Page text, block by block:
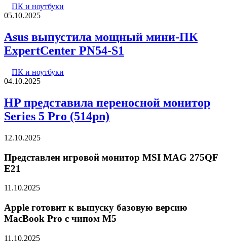
ПК и ноутбуки
05.10.2025
Asus выпустила мощный мини-ПК
ExpertCenter PN54-S1
ПК и ноутбуки
04.10.2025
HP представила переносной монитор
Series 5 Pro (514pn)
12.10.2025
Представлен игровой монитор MSI MAG 275QF
E21
11.10.2025
Apple готовит к выпуску базовую версию
MacBook Pro с чипом M5
11.10.2025